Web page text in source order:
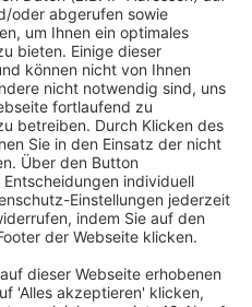
nach Art. 35
erfolgt, die Folgen der
Daten
Eckpunkte für die E-Mail-
noch keine passende